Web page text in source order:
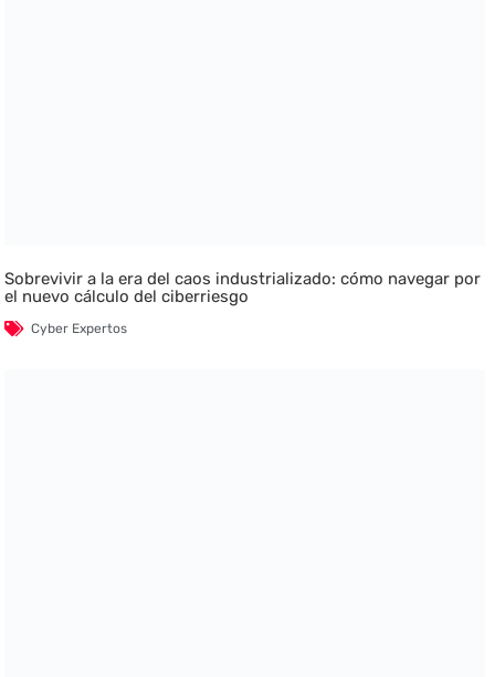
Sobrevivir a la era del caos industrializado: cómo navegar por
el nuevo cálculo del ciberriesgo
Cyber Expertos